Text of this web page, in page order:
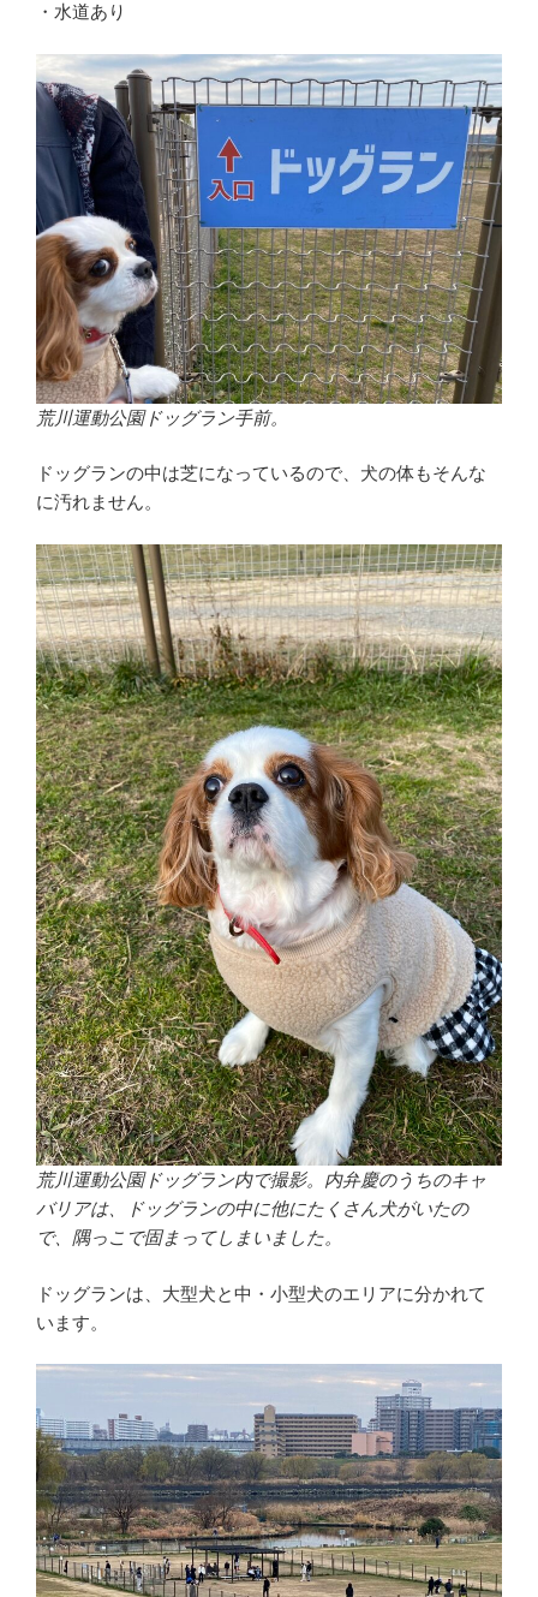
・水道あり
荒川運動公園ドッグラン手前。
ドッグランの中は芝になっているので、犬の体もそんな
に汚れません。
荒川運動公園ドッグラン内で撮影。内弁慶のうちのキャ
バリアは、ドッグランの中に他にたくさん犬がいたの
で、隅っこで固まってしまいました。
ドッグランは、大型犬と中・小型犬のエリアに分かれて
います。